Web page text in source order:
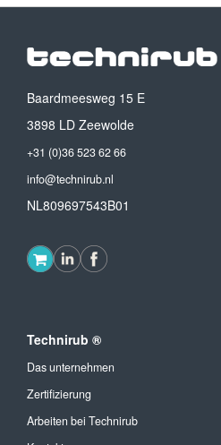
Baardmeesweg 15 E
3898 LD Zeewolde
+31 (0)36 523 62 66
info@technirub.nl
NL809697543B01
Technirub ®
Das unternehmen
Zertifizierung
Arbeiten bei Technirub